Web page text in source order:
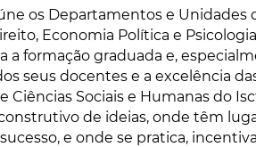
os Departamentos e Unidades
Economia Política e
a formação graduada e,
seus docentes e a excelência
Ciências Sociais e Humanas do
de ideias, onde têm
e onde se pratica,